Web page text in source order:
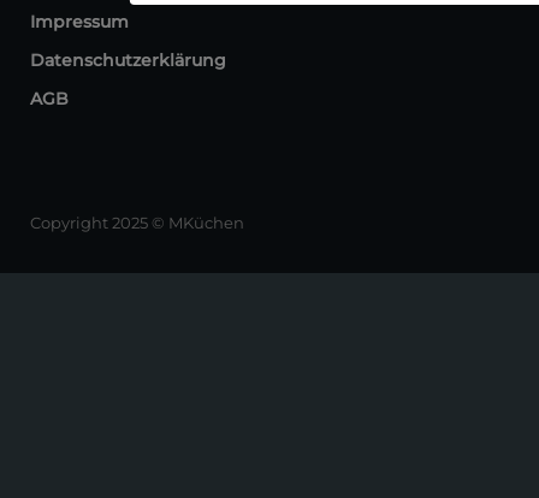
Copyright 2025 © MKüchen
AGB
Datenschutzerklärung
Impressum